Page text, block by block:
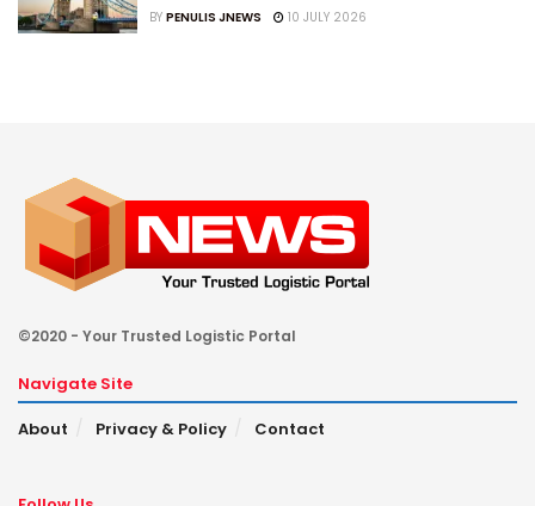
BY PENULIS JNEWS 10 JULY 2026
©2020 - Your Trusted Logistic Portal
Navigate Site
About
Privacy & Policy Contact